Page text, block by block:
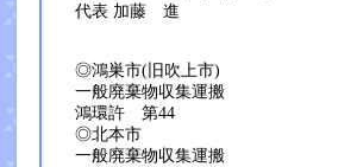
代表 加藤 進
◎鴻巣市(旧吹上市)
一般廃棄物収集運搬
鴻環許 第44
◎北本市
一般廃棄物収集運搬